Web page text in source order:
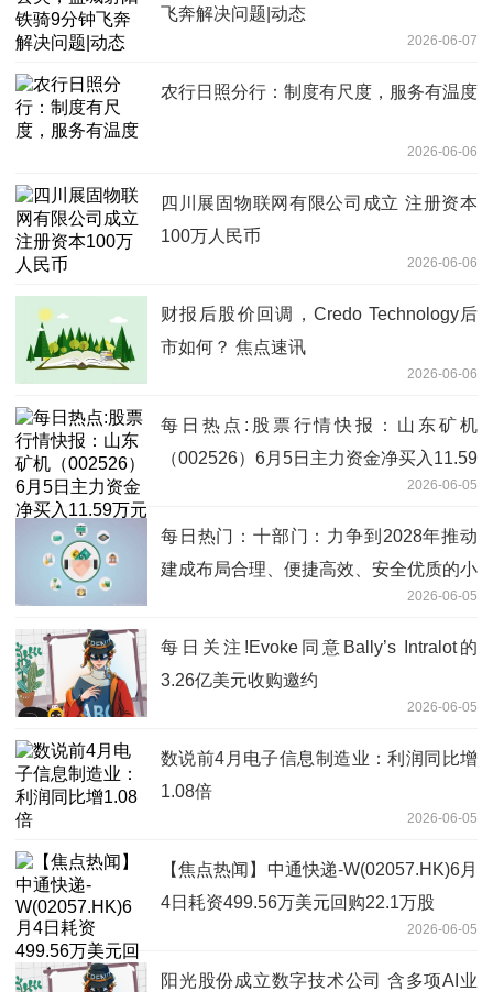
飞奔解决问题|动态
2026-06-07
农行日照分行：制度有尺度，服务有温度
2026-06-06
四川展固物联网有限公司成立 注册资本
100万人民币
2026-06-06
财报后股价回调，Credo Technology后
市如何？ 焦点速讯
2026-06-06
每日热点:股票行情快报：山东矿机
（002526）6月5日主力资金净买入11.59
2026-06-05
每日热门：十部门：力争到2028年推动
建成布局合理、便捷高效、安全优质的小
2026-06-05
每日关注!Evoke同意Bally’s Intralot的
3.26亿美元收购邀约
2026-06-05
数说前4月电子信息制造业：利润同比增
1.08倍
2026-06-05
【焦点热闻】中通快递-W(02057.HK)6月
4日耗资499.56万美元回购22.1万股
2026-06-05
阳光股份成立数字技术公司 含多项AI业